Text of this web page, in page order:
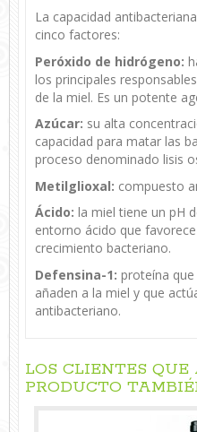
La capacidad
cinco factores:
Peróxido de hidrógeno:
los principales
de la miel. Es un potente
Azúcar: su alta
capacidad para matar las
proceso denominado lisis
Metilglioxal: compuesto
Ácido: la miel tiene un pH
entorno ácido que
crecimiento bacteriano.
Defensina-1: proteína
añaden a la miel y que
antibacteriano.
LOS CLIENTES
PRODUCTO